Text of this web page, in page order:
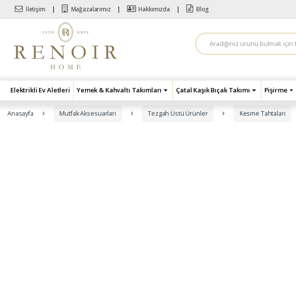
Skip to navigation
Skip to content
İletişim Mağazalarımız Hakkımızda Blog
A
r
a
Elektrikli Ev Aletleri Yemek & Kahvaltı Takımları Çatal Kaşık Bıçak Takımı Pişirme
Anasayfa Mutfak Aksesuarları Tezgah Üstü Ürünler Kesme Tahtaları